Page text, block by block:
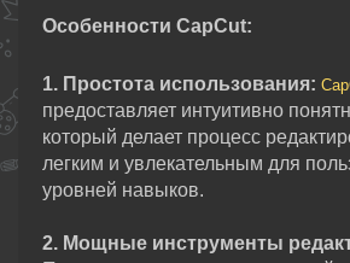
Особенности CapCut:
1. Простота использования:
предоставляет интуитивно
который делает процесс
легким и увлекательным для
уровней навыков.
2. Мощные инструменты